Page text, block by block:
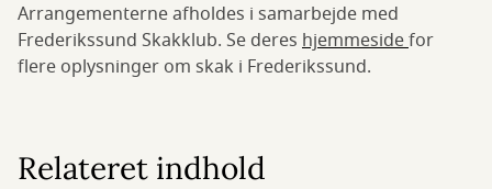
Arrangementerne afholdes i samarbejde med
Frederikssund Skakklub. Se deres hjemmesidefor
flere oplysninger om skak i Frederikssund.
Relateret indhold